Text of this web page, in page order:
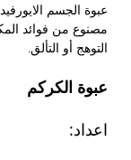
عبوة الجسم
مصنوع من فوائد
التوهج أو التألق.
عبوة الكركم
اعداد: